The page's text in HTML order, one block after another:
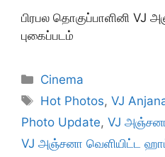
பிரபல தொகுப்பாளினி VJ
புகைப்படம்
Categories
Cinema
Tags
Hot Photos,VJ
Photo Update, VJ
VJ அஞ்சனா வெளியிட்ட